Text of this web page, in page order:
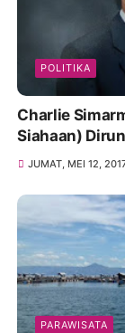
POLITIKA
Charlie
Siahaan)
JUMAT, MEI 12,
PARAWISATA